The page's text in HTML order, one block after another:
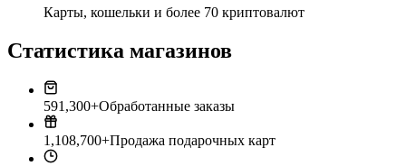
Карты, кошельки и более 70 криптовалют
Статистика магазинов
591,300+Обработанные заказы
1,108,700+Продажа подарочных карт